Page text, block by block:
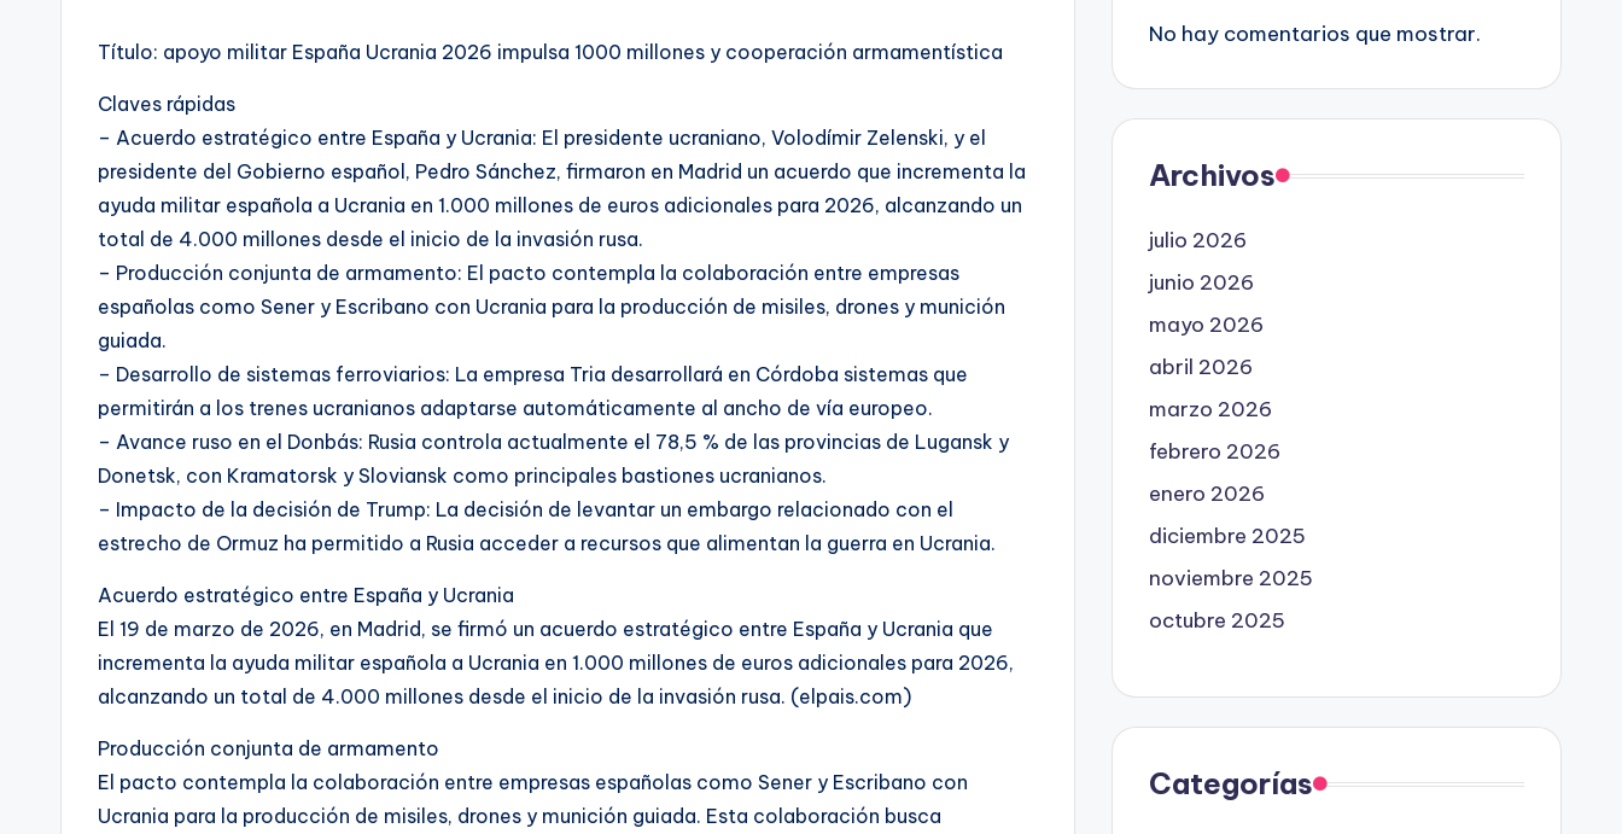
Título: apoyo militar España Ucrania 2026 impulsa 1000 millones y cooperación armamentística
Claves rápidas
– Acuerdo estratégico entre España y Ucrania: El presidente ucraniano, Volodímir Zelenski, y el
presidente del Gobierno español, Pedro Sánchez, firmaron en Madrid un acuerdo que incrementa la
ayuda militar española a Ucrania en 1.000 millones de euros adicionales para 2026, alcanzando un
total de 4.000 millones desde el inicio de la invasión rusa.
– Producción conjunta de armamento: El pacto contempla la colaboración entre empresas
españolas como Sener y Escribano con Ucrania para la producción de misiles, drones y munición
guiada.
– Desarrollo de sistemas ferroviarios: La empresa Tria desarrollará en Córdoba sistemas que
permitirán a los trenes ucranianos adaptarse automáticamente al ancho de vía europeo.
– Avance ruso en el Donbás: Rusia controla actualmente el 78,5 % de las provincias de Lugansk y
Donetsk, con Kramatorsk y Sloviansk como principales bastiones ucranianos.
– Impacto de la decisión de Trump: La decisión de levantar un embargo relacionado con el
estrecho de Ormuz ha permitido a Rusia acceder a recursos que alimentan la guerra en Ucrania.
Acuerdo estratégico entre España y Ucrania
El 19 de marzo de 2026, en Madrid, se firmó un acuerdo estratégico entre España y Ucrania que
incrementa la ayuda militar española a Ucrania en 1.000 millones de euros adicionales para 2026,
alcanzando un total de 4.000 millones desde el inicio de la invasión rusa. (elpais.com)
Producción conjunta de armamento
El pacto contempla la colaboración entre empresas españolas como Sener y Escribano con
Ucrania para la producción de misiles, drones y munición guiada. Esta colaboración busca
No hay comentarios que mostrar.
Archivos
julio 2026
junio 2026
mayo 2026
abril 2026
marzo 2026
febrero 2026
enero 2026
diciembre 2025
noviembre 2025
octubre 2025
Categorías